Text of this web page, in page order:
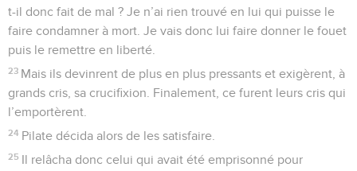
t-il donc fait de mal ? Je n’ai rien trouvé en lui qui puisse le
faire condamner à mort. Je vais donc lui faire donner le fouet
puis le remettre en liberté.
23 Mais ils devinrent de plus en plus pressants et exigèrent, à
grands cris, sa crucifixion. Finalement, ce furent leurs cris qui
l’emportèrent.
24 Pilate décida alors de les satisfaire.
25 Il relâcha donc celui qui avait été emprisonné pour